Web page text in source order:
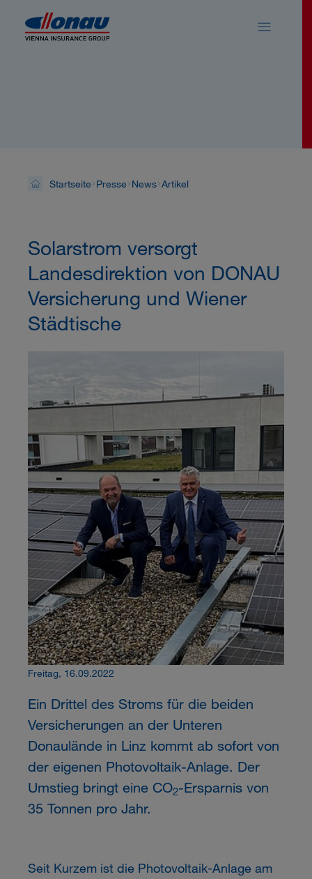
Startseite Presse News Artikel
Solarstrom versorgt
Landesdirektion von DONAU
Versicherung und Wiener
Städtische
Freitag, 16.09.2022
Ein Drittel des Stroms für die beiden
Versicherungen an der Unteren
Donaulände in Linz kommt ab sofort von
der eigenen Photovoltaik-Anlage. Der
Umstieg bringt eine CO2-Ersparnis von
35 Tonnen pro Jahr.
Seit Kurzem ist die Photovoltaik-Anlage am